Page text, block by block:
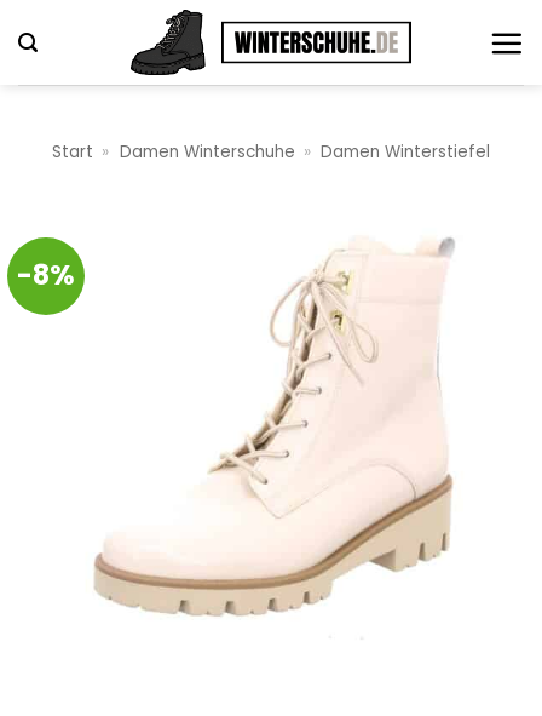
Inhalt
springen
Start » Damen Winterschuhe » Damen Winterstiefel
-8%